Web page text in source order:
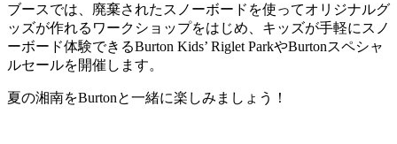
ブースでは、廃棄されたスノーボードを使ってオリジナルグ
ッズが作れるワークショップをはじめ、キッズが手軽にスノ
ーボード体験できるBurton Kids’ Riglet ParkやBurtonスペシャ
ルセールを開催します。
夏の湘南をBurtonと一緒に楽しみましょう！